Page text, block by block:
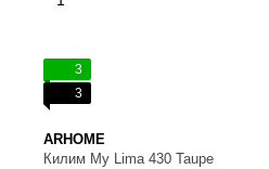
3
3
ARHOME
Килим My Lima 430 Taupe